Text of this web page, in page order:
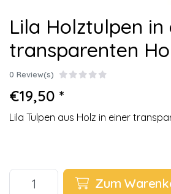
Lila Holztulpen in
transparenten
0 Review(s)
€19,50 *
Lila Tulpen aus Holz in einer
Zum